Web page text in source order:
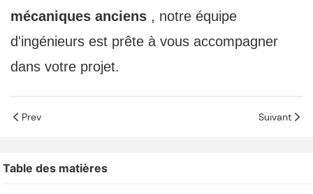
mécaniques anciens , notre équipe
d'ingénieurs est prête à vous accompagner
dans votre projet.
Prev Suivant
Table des matières